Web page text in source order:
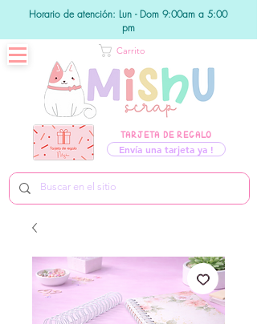
Horario de atención: Lun - Dom 9:00am a 5:00
pm
TARJETA DE REGALO
Envía una tarjeta ya !
Carrito